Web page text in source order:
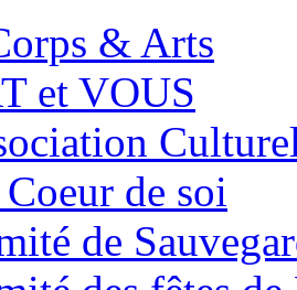
& Arts
et VOUS
de soi
de